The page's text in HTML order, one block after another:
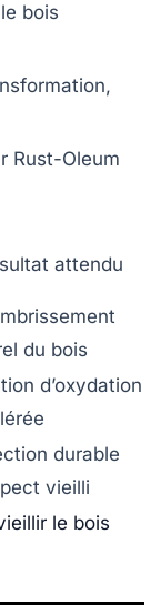
bois
Rust-Oleum
attendu
du bois
d’oxydation
durable
vieilli
le bois